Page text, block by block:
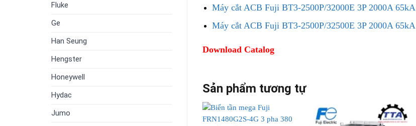
Fluke
Ge
Han Seung
Hengster
Honeywell
Hydac
Jumo
Máy cắt ACB Fuji BT3-2500P/32000E 3P 2000A 65kA
Máy cắt ACB Fuji BT3-2500P/32500E 3P 2000A 65kA
Download Catalog
Sản phẩm tương tự